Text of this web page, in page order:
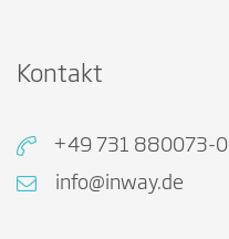
Kontakt
+49 731 880073-0
info@inway.de